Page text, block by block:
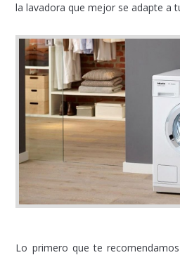
la lavadora que mejor se adapte a
Lo primero que te